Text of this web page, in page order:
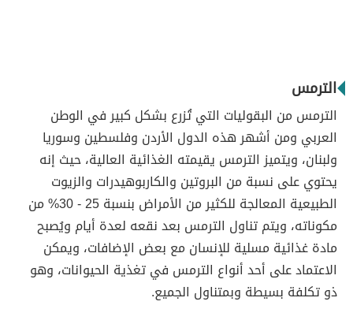
الترمس
الترمس من البقوليات التي تُزرع بشكل كبير في الوطن
العربي ومن أشهر هذه الدول الأردن وفلسطين وسوريا
ولبنان، ويتميز الترمس يقيمته الغذائية العالية، حيث إنه
يحتوي على نسبة من البروتين والكاربوهيدرات والزيوت
الطبيعية المعالجة للكثير من الأمراض بنسبة 25 - 30% من
مكوناته، ويتم تناول الترمس بعد نقعه لعدة أيام ويُصبح
مادة غذائية مسلية للإنسان مع بعض الإضافات، ويمكن
الاعتماد على أحد أنواع الترمس في تغذية الحيوانات، وهو
ذو تكلفة بسيطة وبمتناول الجميع.